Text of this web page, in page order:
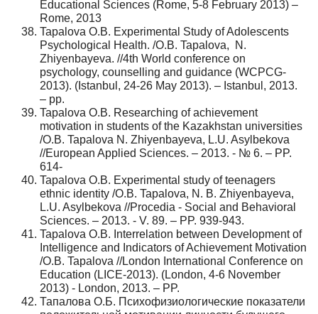
Educational Sciences (Rome, 5-8 February 2013) –
Rome, 2013
Tapalova O.B. Experimental Study of Adolescents
Psychological Health. /O.B. Tapalova, N.
Zhiyenbayeva. //4th World conference on
psychology, counselling and guidance (WCPCG-
2013). (Istanbul, 24-26 May 2013). – Istanbul, 2013.
– pp.
Tapalova O.B. Researching of achievement
motivation in students of the Kazakhstan universities
/O.B. Tapalova N. Zhiyenbayeva, L.U. Asylbekova
//European Applied Sciences. – 2013. - № 6. – PP.
614-
Tapalova O.B. Experimental study of teenagers
ethnic identity /O.B. Tapalova, N. B. Zhiyenbayeva,
L.U. Asylbekova //Procedia - Social and Behavioral
Sciences. – 2013. - V. 89. – PP. 939-943.
Tapalova O.B. Interrelation between Development of
Intelligence and Indicators of Achievement Motivation
/O.B. Tapalova //London International Conference on
Education (LICE‐2013). (London, 4-6 November
2013) - London, 2013. – PP.
Тапалова О.Б. Психофизиологические показатели